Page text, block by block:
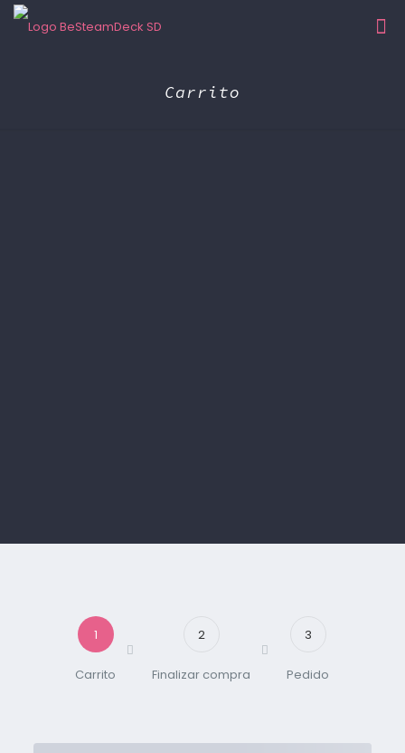
Carrito
1
Carrito
2
Finalizar compra
3
Pedido